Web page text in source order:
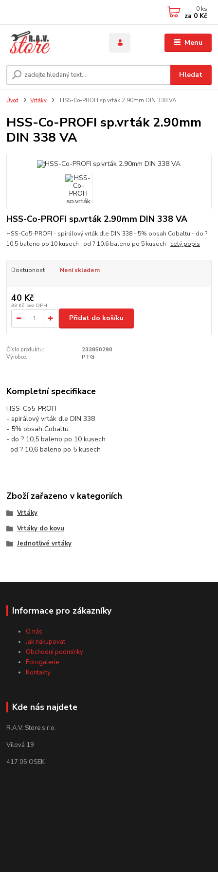
Menu
Hledat
0 ks
za 0 Kč
Úvod Vrtáky HSS-Co-PROFI sp.vrták 2.90mm DIN 338 VA
HSS-Co-PROFI sp.vrták 2.90mm
DIN 338 VA
HSS-Co-PROFI sp.vrták 2.90mm DIN 338 VA
HSS-Co5-PROFI - spirálový vrták dle DIN 338 - 5% obsah Cobaltu - do ?
10,5 baleno po 10 kusech od ? 10,6 baleno po 5 kusech celý popis
Dostupnost Není skladem
40 Kč
33 Kč bez DPH
Přidat do košíku
Číslo produktu:
233850290
Výrobce:
PTG
Kompletní specifikace
HSS-Co5-PROFI
- spirálový vrták dle DIN 338
- 5% obsah Cobaltu
- do ? 10,5 baleno po 10 kusech
od ? 10,6 baleno po 5 kusech
Zboží zařazeno v kategoriích
Vrtáky
Vrtáky do kovu
Jednotlivé vrtáky
Informace pro zákazníky
O nás
Jak nakupovat
Obchodní podmínky
Fotogalerie
Kontakty
Kde nás najdete
R.A.V. Store s.r.o.
Vilová 19
417 05 OSEK